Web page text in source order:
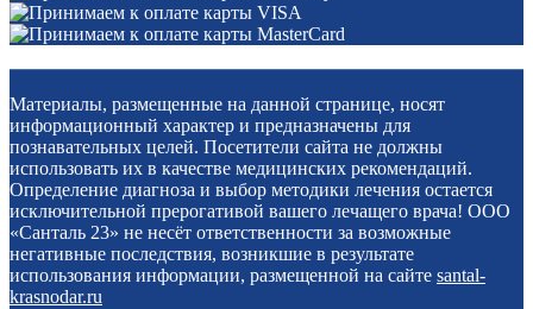
Материалы, размещенные на данной странице, носят
информационный характер и предназначены для
познавательных целей. Посетители сайта не должны
использовать их в качестве медицинских рекомендаций.
Определение диагноза и выбор методики лечения остается
исключительной прерогативой вашего лечащего врача! ООО
«Санталь 23» не несёт ответственности за возможные
негативные последствия, возникшие в результате
использования информации, размещенной на сайте santal-
krasnodar.ru